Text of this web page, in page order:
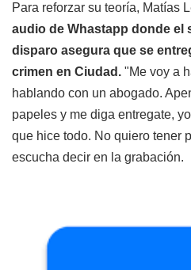
Para reforzar su teoría, Matías
audio de Whastapp donde el
disparo asegura que se
crimen en Ciudad. "Me voy a
hablando con un abogado.
papeles y me diga entregate,
que hice todo. No quiero tener
escucha decir en la grabación.